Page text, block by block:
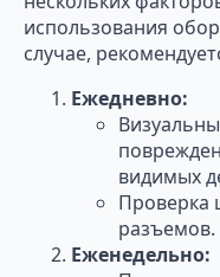
использования
случае,
Ежедневно:
видимых
Проверка
разъемов.
Еженедельно: